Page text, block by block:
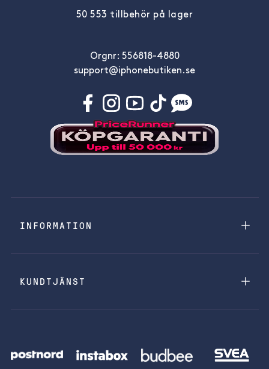
50 553 tillbehör på lager
Orgnr: 556818-4880
support@iphonebutiken.se
INFORMATION
KUNDTJÄNST